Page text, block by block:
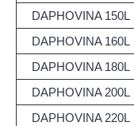
DAPHOVINA 150L
DAPHOVINA 160L
DAPHOVINA 180L
DAPHOVINA 200L
DAPHOVINA 220L